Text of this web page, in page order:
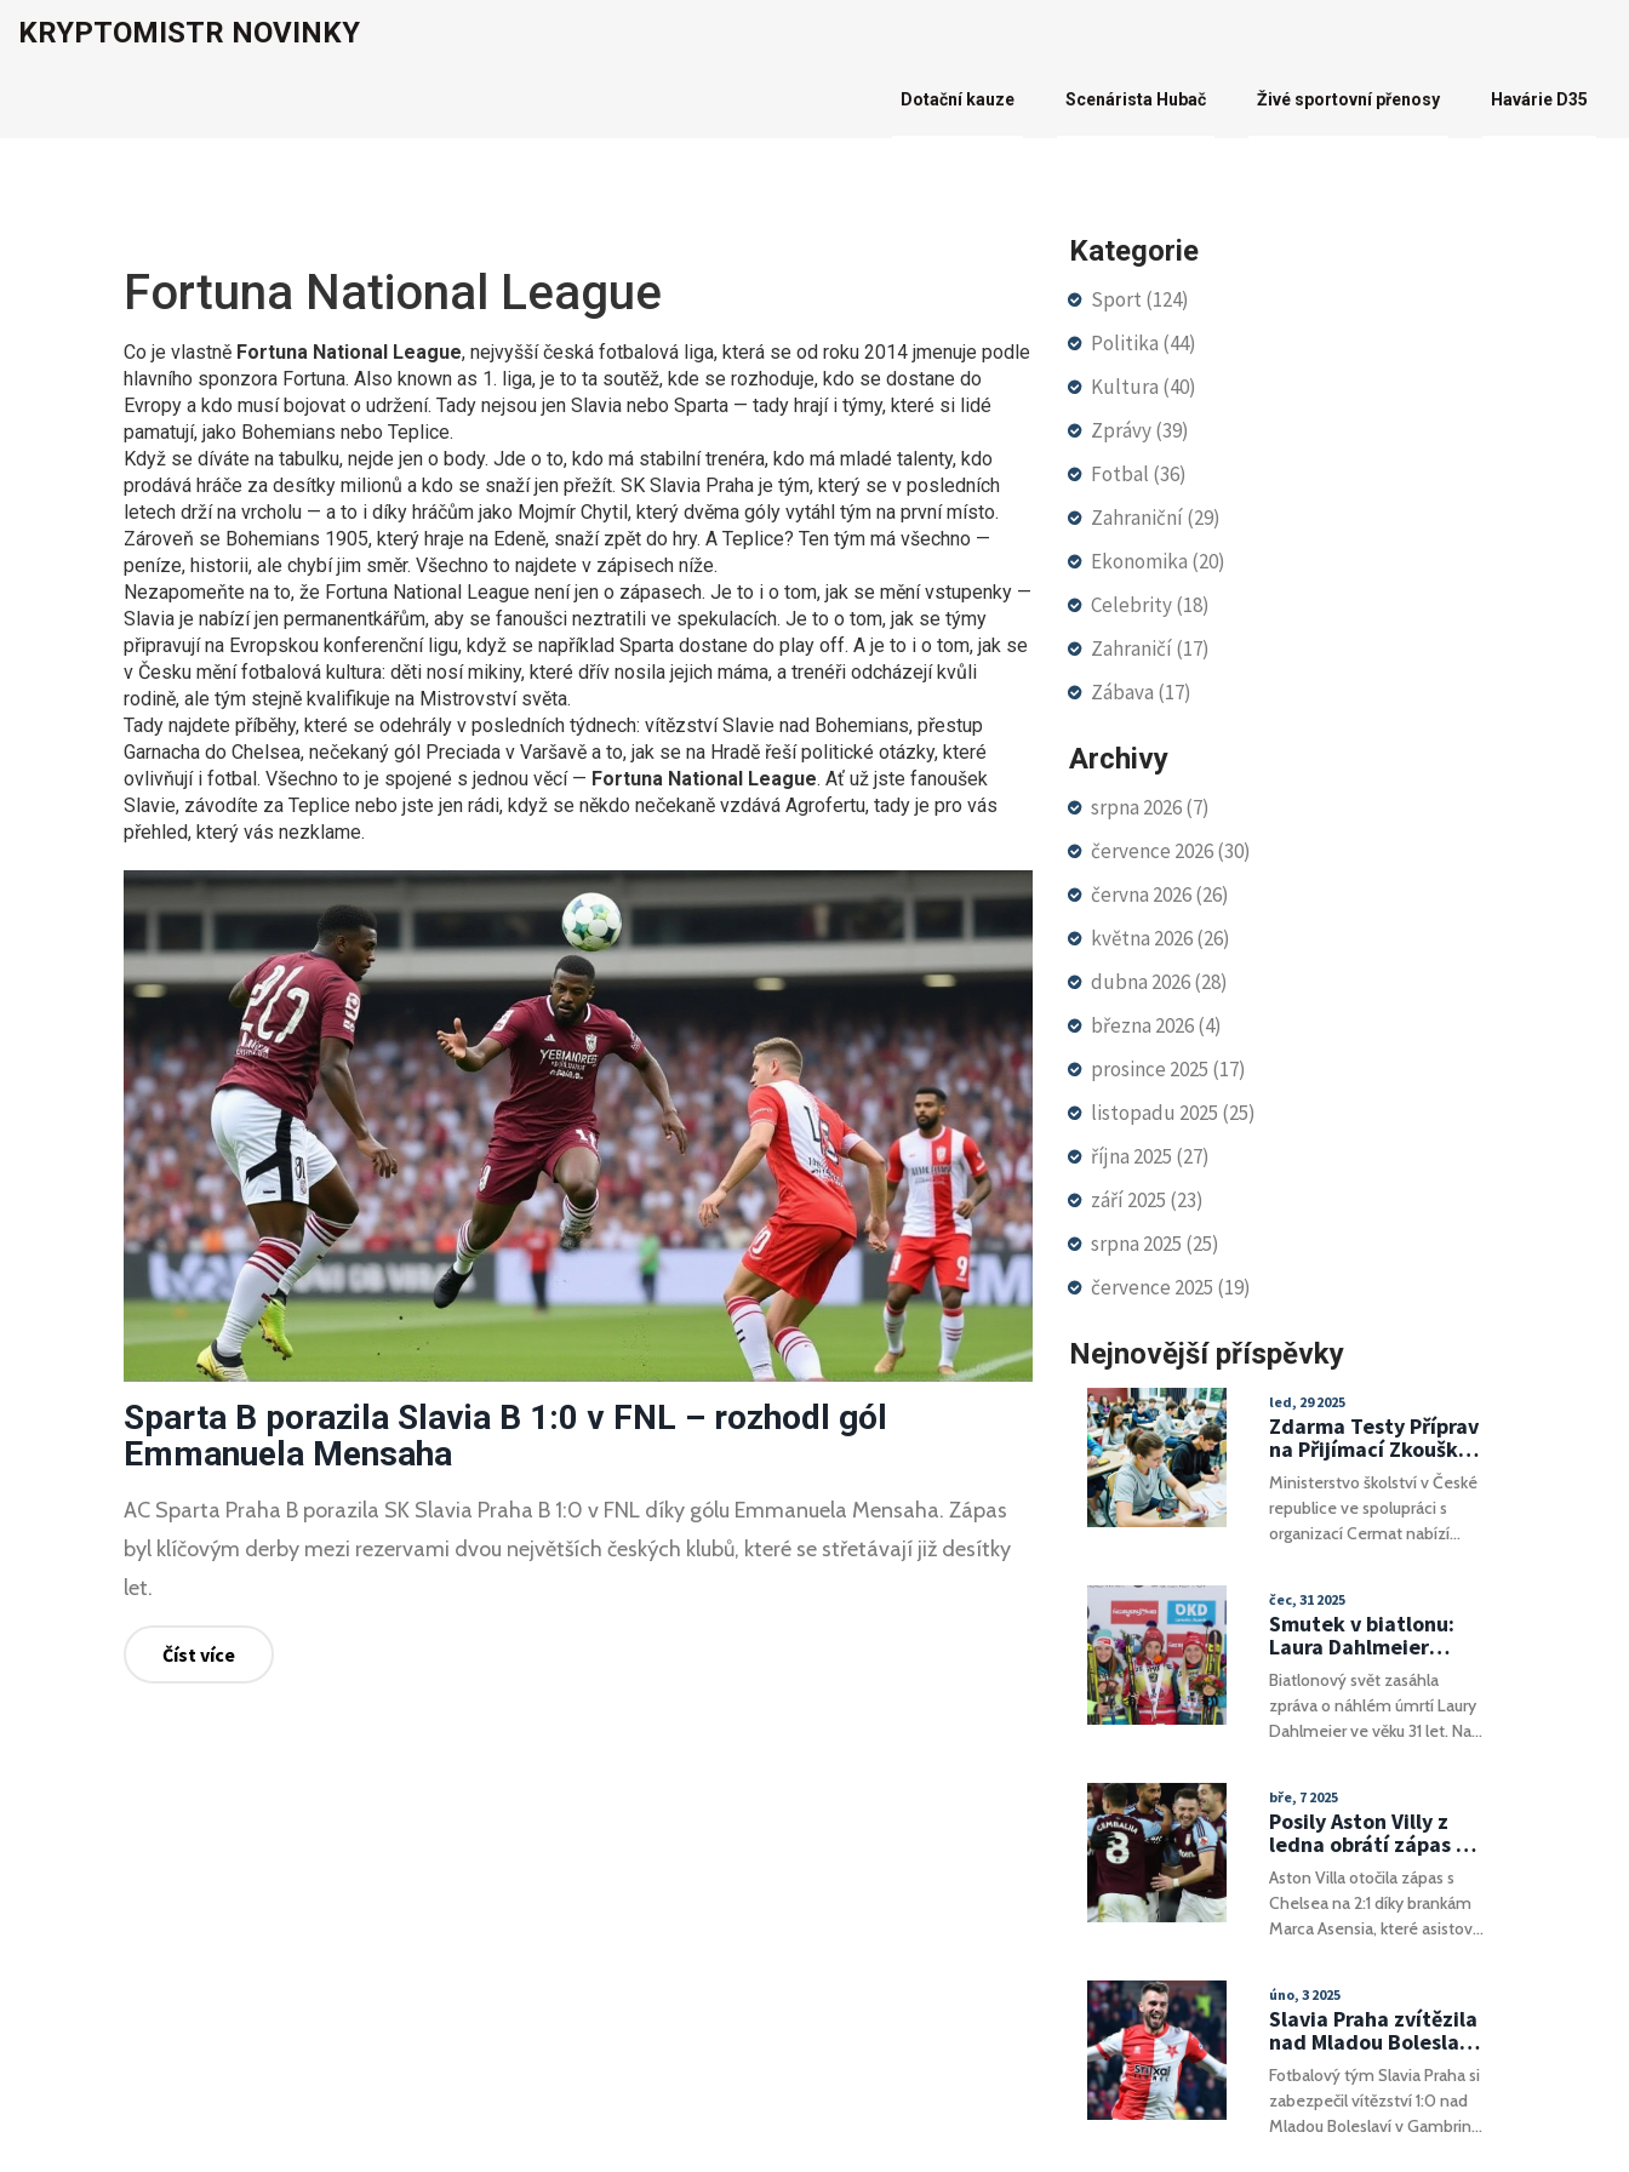
KRYPTOMISTR NOVINKY
Dotační kauze Scenárista Hubač Živé sportovní přenosy Havárie D35
Fortuna National League
Co je vlastně Fortuna National League, nejvyšší česká fotbalová liga, která se od roku 2014 jmenuje podle
hlavního sponzora Fortuna. Also known as 1. liga, je to ta soutěž, kde se rozhoduje, kdo se dostane do
Evropy a kdo musí bojovat o udržení. Tady nejsou jen Slavia nebo Sparta — tady hrají i týmy, které si lidé
pamatují, jako Bohemians nebo Teplice.
Když se díváte na tabulku, nejde jen o body. Jde o to, kdo má stabilní trenéra, kdo má mladé talenty, kdo
prodává hráče za desítky milionů a kdo se snaží jen přežít. SK Slavia Praha je tým, který se v posledních
letech drží na vrcholu — a to i díky hráčům jako Mojmír Chytil, který dvěma góly vytáhl tým na první místo.
Zároveň se Bohemians 1905, který hraje na Edeně, snaží zpět do hry. A Teplice? Ten tým má všechno —
peníze, historii, ale chybí jim směr. Všechno to najdete v zápisech níže.
Nezapomeňte na to, že Fortuna National League není jen o zápasech. Je to i o tom, jak se mění vstupenky —
Slavia je nabízí jen permanentkářům, aby se fanoušci neztratili ve spekulacích. Je to o tom, jak se týmy
připravují na Evropskou konferenční ligu, když se například Sparta dostane do play off. A je to i o tom, jak se
v Česku mění fotbalová kultura: děti nosí mikiny, které dřív nosila jejich máma, a trenéři odcházejí kvůli
rodině, ale tým stejně kvalifikuje na Mistrovství světa.
Tady najdete příběhy, které se odehrály v posledních týdnech: vítězství Slavie nad Bohemians, přestup
Garnacha do Chelsea, nečekaný gól Preciada v Varšavě a to, jak se na Hradě řeší politické otázky, které
ovlivňují i fotbal. Všechno to je spojené s jednou věcí — Fortuna National League. Ať už jste fanoušek
Slavie, závodíte za Teplice nebo jste jen rádi, když se někdo nečekaně vzdává Agrofertu, tady je pro vás
přehled, který vás nezklame.
Sparta B porazila Slavia B 1:0 v FNL – rozhodl gól
Emmanuela Mensaha
AC Sparta Praha B porazila SK Slavia Praha B 1:0 v FNL díky gólu Emmanuela Mensaha. Zápas
byl klíčovým derby mezi rezervami dvou největších českých klubů, které se střetávají již desítky
let.
Číst více
Kategorie
Sport (124)
Politika (44)
Kultura (40)
Zprávy(39)
Fotbal (36)
Zahraniční(29)
Ekonomika (20)
Celebrity(18)
Zahraničí(17)
Zábava (17)
Archivy
srpna 2026(7)
července 2026(30)
června 2026(26)
května 2026(26)
dubna 2026(28)
března 2026(4)
prosince 2025 (17)
listopadu 2025 (25)
října 2025 (27)
září 2025 (23)
srpna 2025 (25)
července 2025 (19)
Nejnovější příspěvky
led, 29 2025
Zdarma Testy Příprav
na Přijímací Zkoušky
pro Deváťáky:
Iniciativa
Ministerstva Školství
Ministerstvo školství v České
republice ve spolupráci s
organizací Cermat nabízí
testy na střední školy zdarma.
Tato iniciativa má pomoci
studentům lépe se připravit
na skutečné přijímací zkoušky.
Umožňuje jim seznámit se s
formátem zkoušek a
simulovaném prostředí.
čec, 31 2025
Smutek v biatlonu:
Laura Dahlmeier
zemřela ve 31 letech,
české reprezentantky
vzpomínají
Biatlonový svět zasáhla
zpráva o náhlém úmrtí Laury
Dahlmeier ve věku 31 let. Na
závodnice Eva Puskarčíková,
Jessica Jislová a Veronika
Vítková, ale kondolence
přicházejí i ze zahraničí. Její
skromnost a sportovní
integrita zanechaly hluboký
bře, 7 2025
Posily Aston Villy z
ledna obrátí zápas a
zajistí vítězství nad
Chelsea
Aston Villa otočila zápas s
Chelsea na 2:1 díky brankám
Marca Asensia, které asistoval
lednových posil Villy a
kontrastoval s problémy
Chelsea v obraně. Asensiovo
vítězství, podpořené chybou
brankáře, posunulo Villu na
sedmé místo.
úno, 3 2025
Slavia Praha zvítězila
nad Mladou Boleslaví
1:0: Bojovné vítězství
v lize
Fotbalový tým Slavia Praha si
zabezpečil vítězství 1:0 nad
Mladou Boleslaví v Gambrinus